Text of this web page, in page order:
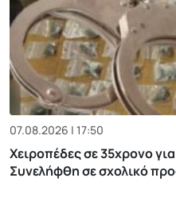
07.08.2026 | 17:50
Χειροπέδες σε 35χρονο
Συνελήφθη σε σχολικό